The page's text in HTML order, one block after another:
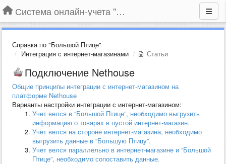
Система онлайн-учета "Большая Птица"
Справка по "Большой Птице"
Интеграция с интернет-магазинами
Статьи
Подключение Nethouse
Общие принципы интеграции с интернет-магазином на
платформе Nethouse
Варианты настройки интеграции с интернет-магазином:
Учет велся в “Большой Птице”, необходимо выгрузить
информацию о товарах в пустой интернет-магазин.
Учет велся на стороне интернет-магазина, необходимо
выгрузить данные в “Большую Птицу”.
Учет велся параллельно в интернет-магазине и “Большой
Птице”, необходимо сопоставить данные.